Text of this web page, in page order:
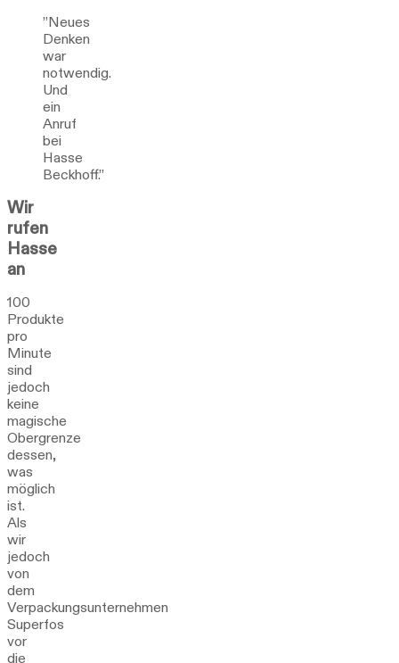
”Neues
Denken
war
notwendig.
Und
ein
Anruf
bei
Hasse
Beckhoff.”
Wir
rufen
Hasse
an
100
Produkte
pro
Minute
sind
jedoch
keine
magische
Obergrenze
dessen,
was
möglich
ist.
Als
wir
jedoch
von
dem
Verpackungsunternehmen
Superfos
vor
die